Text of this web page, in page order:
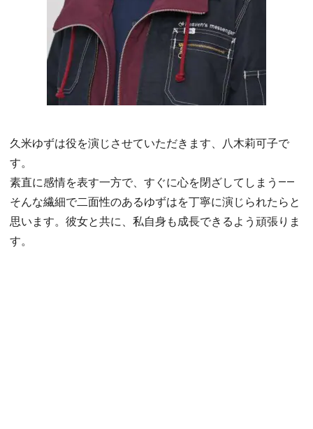
久米ゆずは役を演じさせていただきます、八木莉可子で
す。
素直に感情を表す一方で、すぐに心を閉ざしてしまう――
そんな繊細で二面性のあるゆずはを丁寧に演じられたらと
思います。彼女と共に、私自身も成長できるよう頑張りま
す。